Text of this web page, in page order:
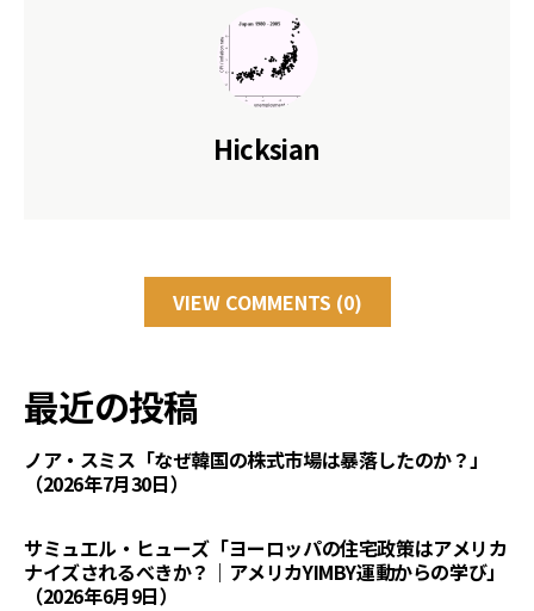
Hicksian
VIEW COMMENTS (0)
最近の投稿
ノア・スミス「なぜ韓国の株式市場は暴落したのか？」
（2026年7月30日）
サミュエル・ヒューズ「ヨーロッパの住宅政策はアメリカ
ナイズされるべきか？｜アメリカYIMBY運動からの学び」
（2026年6月9日）